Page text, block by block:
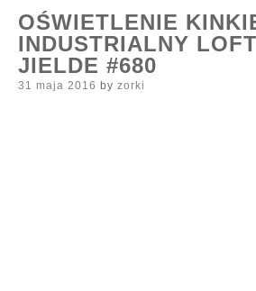
OŚWIETLENIE
INDUSTRIALNY
JIELDE #680
Posted
31 maja 2016 by zorki